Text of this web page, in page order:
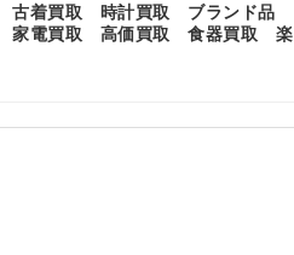
古着買取 時計買取 ブランド品
家電買取 高価買取 食器買取 楽